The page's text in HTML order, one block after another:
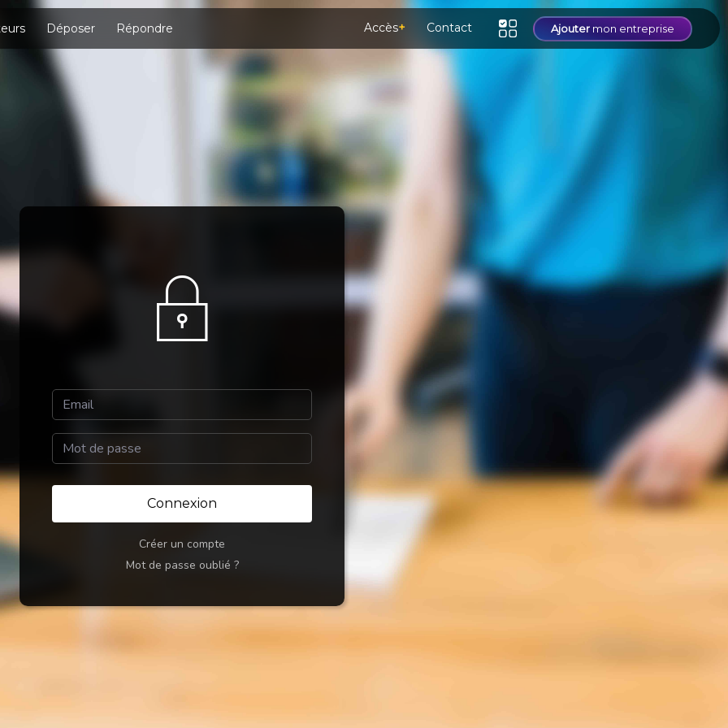
Déposer Répondre Accès+ Contact Ajouter mon entreprise
Connexion
Connexion
Créer un compte
Mot de passe oublié ?